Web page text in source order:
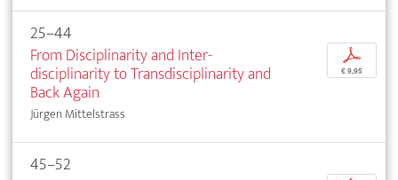
25–44
From Disciplinarity and Inter­
disciplinarity to Transdisciplinarity and
Back Again
Jürgen Mittelstrass
p
€ 9,95
45–52